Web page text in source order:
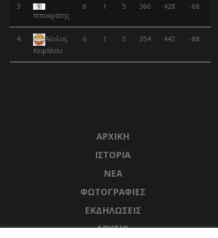
3
Ιπποκράτης
6 1 5 360 428 -68
4
Αίολος
Κεφάλου
6 1 5 354 442 -88
ΑΡΧΙΚΉ
ΙΣΤΟΡΊΑ
NΈΑ
ΦΩΤΟΓΡΑΦΊΕΣ
ΕΚΔΗΛΏΣΕΙΣ
ΑΡΧΕΊΟ